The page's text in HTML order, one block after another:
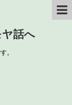
話へ
。